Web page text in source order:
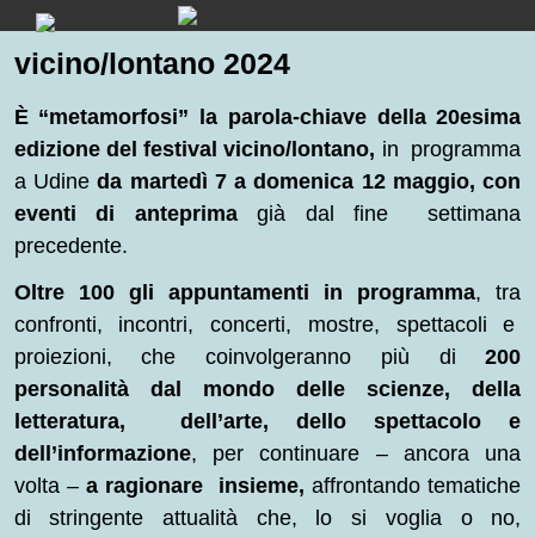
Skip
content
vicino/lontano 2024
È “metamorfosi” la parola-chiave della 20esima
edizione del festival vicino/lontano, in programma
a Udineda martedì 7 a domenica 12 maggio, con
eventi di anteprimagià dal fine settimana
precedente.
Oltre 100 gli appuntamenti in programma, tra
confronti, incontri, concerti, mostre, spettacoli e
proiezioni, che coinvolgeranno più di200
personalità dal mondo delle scienze, della
letteratura, dell’arte, dello spettacolo e
dell’informazione, per continuare – ancora una
volta –a ragionare insieme,affrontando tematiche
di stringente attualità che, lo si voglia o no,